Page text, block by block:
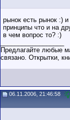
рынок есть рынок :)
принципы что и на
в чем вопрос то? :)
Предлагайте любые
связано. Открытки,
06.11.2006, 21:46:58